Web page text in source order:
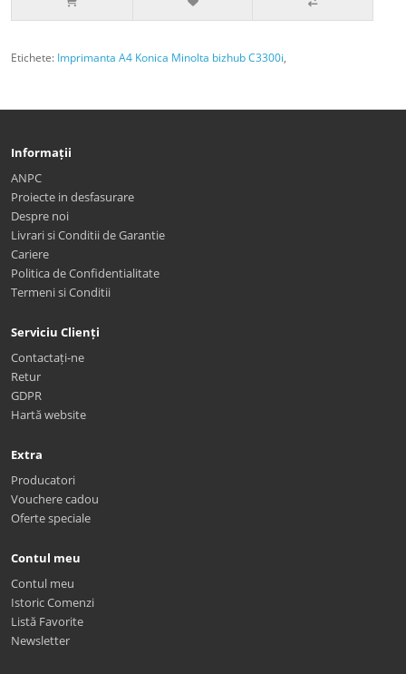
Etichete: Imprimanta A4 Konica Minolta bizhub C3300i,
Informații
ANPC
Proiecte in desfasurare
Despre noi
Livrari si Conditii de Garantie
Cariere
Politica de Confidentialitate
Termeni si Conditii
Serviciu Clienți
Contactați-ne
Retur
GDPR
Hartă website
Extra
Producatori
Vouchere cadou
Oferte speciale
Contul meu
Contul meu
Istoric Comenzi
Listă Favorite
Newsletter